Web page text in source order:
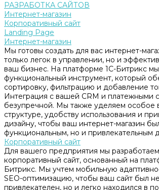
РАЗРАБОТКА САЙТОВ
Интернет-магазин
Корпоративный сайт
Landing Page
Интернет-магазин
Мы готовы создать для вас интернет-
только легок в управлении, но и
ваш бизнес. На платформе 1С-Битрикс
функциональный инструмент, который
сортировку, фильтрацию и добавление
Интеграция с вашей CRM и платежными
безупречной. Мы также уделяем особое
структуре, удобству использования и
дизайну, чтобы ваш интернет-магазин
функциональным, но и привлекательным
Корпоративный сайт
Для вашего предприятия мы
корпоративный сайт, основанный на
Битрикс. Мы учтем мобильную
SEO-оптимизацию, чтобы ваш сайт был
привлекателен, но и легко находился в